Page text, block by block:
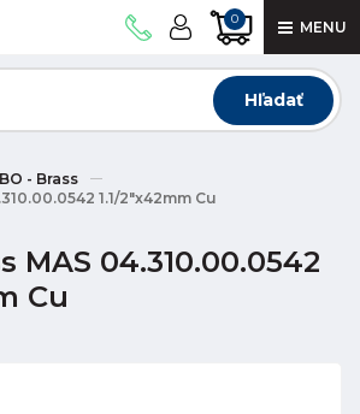
0 MENU
Hľadať
- Brass
1.1/2"x42mm Cu
MAS 04.310.00.0542
Cu